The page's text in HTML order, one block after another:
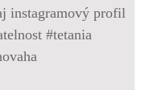
instagramový profil
#tetania